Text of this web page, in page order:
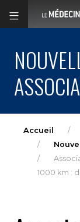
Accueil
1000 km :